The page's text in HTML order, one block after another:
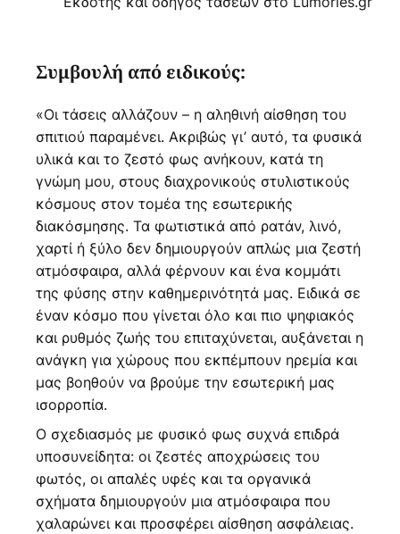
Συμβουλή από ειδικούς:
«Οι τάσεις αλλάζουν – η αληθινή αίσθηση του
σπιτιού παραμένει. Ακριβώς γι’ αυτό, τα φυσικά
υλικά και το ζεστό φως ανήκουν, κατά τη
γνώμη μου, στους διαχρονικούς στυλιστικούς
κόσμους στον τομέα της εσωτερικής
διακόσμησης. Τα φωτιστικά από ρατάν, λινό,
χαρτί ή ξύλο δεν δημιουργούν απλώς μια ζεστή
ατμόσφαιρα, αλλά φέρνουν και ένα κομμάτι
της φύσης στην καθημερινότητά μας. Ειδικά σε
έναν κόσμο που γίνεται όλο και πιο ψηφιακός
και ρυθμός ζωής του επιταχύνεται, αυξάνεται η
ανάγκη για χώρους που εκπέμπουν ηρεμία και
μας βοηθούν να βρούμε την εσωτερική μας
ισορροπία.
Ο σχεδιασμός με φυσικό φως συχνά επιδρά
υποσυνείδητα: οι ζεστές αποχρώσεις του
φωτός, οι απαλές υφές και τα οργανικά
σχήματα δημιουργούν μια ατμόσφαιρα που
χαλαρώνει και προσφέρει αίσθηση ασφάλειας.